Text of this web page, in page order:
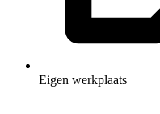
Eigen werkplaats